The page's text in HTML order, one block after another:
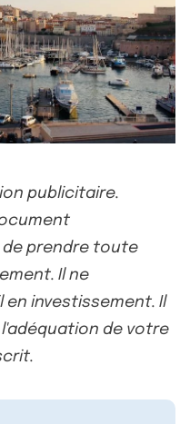
publicitaire.
de prendre toute
Il ne
investissement. Il
de votre